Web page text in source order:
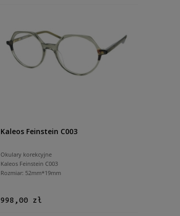
Kaleos Feinstein C003
Okulary korekcyjne
Kaleos Feinstein C003
Rozmiar: 52mm*19mm
998,00 zł